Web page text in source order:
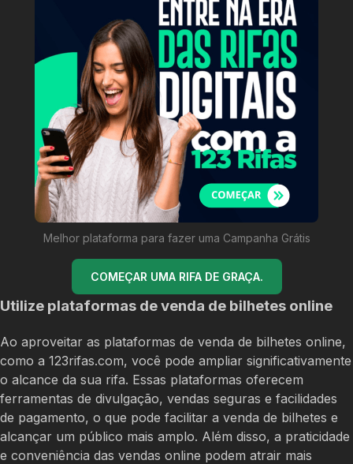
Melhor plataforma para fazer uma Campanha Grátis
COMEÇAR UMA RIFA DE GRAÇA.
Utilize plataformas de venda de bilhetes online
Ao aproveitar as plataformas de venda de bilhetes online,
como a 123rifas.com, você pode ampliar significativamente
o alcance da sua rifa. Essas plataformas oferecem
ferramentas de divulgação, vendas seguras e facilidades
de pagamento, o que pode facilitar a venda de bilhetes e
alcançar um público mais amplo. Além disso, a praticidade
e conveniência das vendas online podem atrair mais